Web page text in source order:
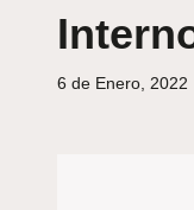
6 de Enero, 2022